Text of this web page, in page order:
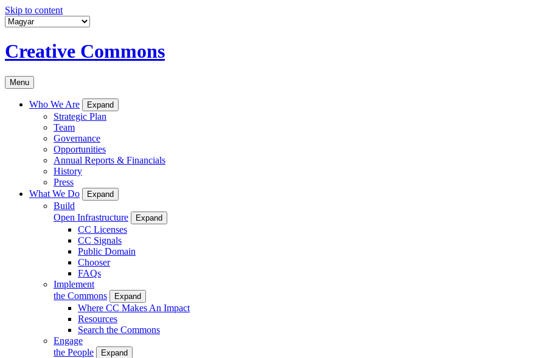
Skip to content
Creative Commons
Menu
Who We Are Expand
Strategic Plan
Team
Governance
Opportunities
Annual Reports & Financials
History
Press
What We Do
Expand
Build
Open Infrastructure
Expand
CC Licenses
CC Signals
Public Domain
Chooser
FAQs
Implement
the Commons
Expand
Where CC Makes An Impact
Resources
Search the Commons
Engage
the People
Expand